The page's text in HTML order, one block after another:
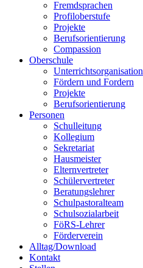
Fremdsprachen
Profiloberstufe
Projekte
Berufsorientierung
Compassion
Oberschule
Unterrichtsorganisation
Fördern und Fordern
Projekte
Berufsorientierung
Personen
Schulleitung
Kollegium
Sekretariat
Hausmeister
Elternvertreter
Schülervertreter
Beratungslehrer
Schulpastoralteam
Schulsozialarbeit
FöRS-Lehrer
Förderverein
Alltag/Download
Kontakt